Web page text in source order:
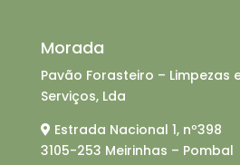
Morada
Pavão Forasteiro – Limpezas
Serviços, Lda
Estrada Nacional 1, nº398
3105-253 Meirinhas – Pombal